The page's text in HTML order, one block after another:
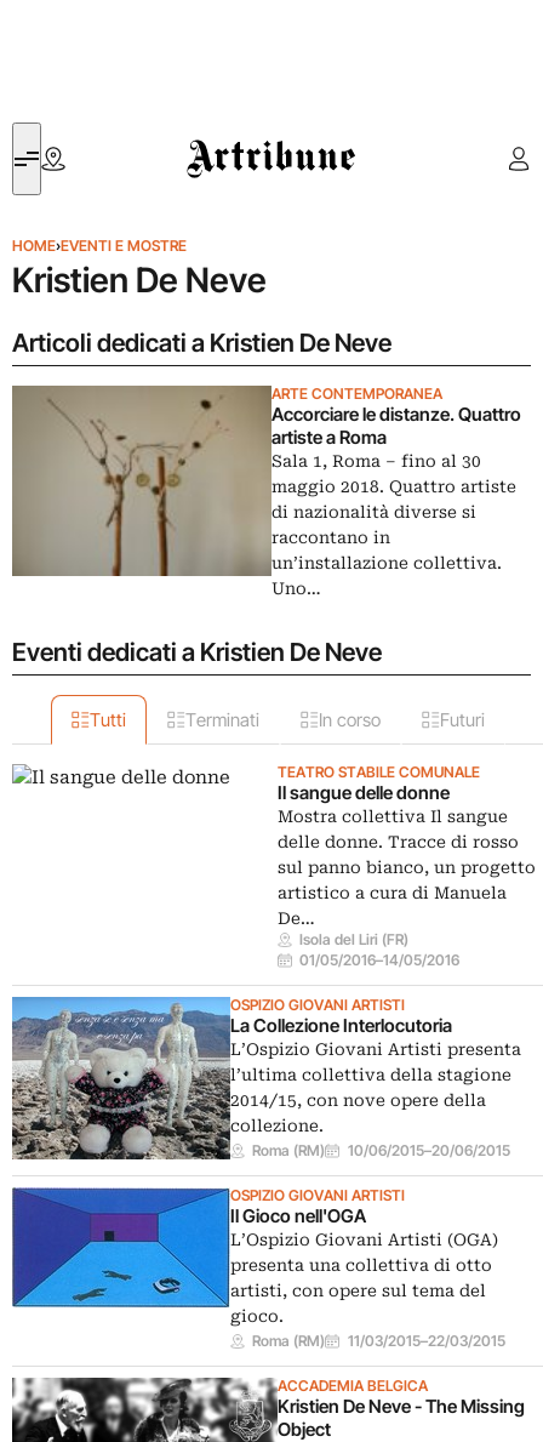
Artribune
HOME›EVENTI E MOSTRE
Kristien De Neve
Articoli dedicati a Kristien De Neve
ARTE CONTEMPORANEA
Accorciare le distanze. Quattro
artiste a Roma
Sala 1, Roma ‒ fino al 30
maggio 2018. Quattro artiste
di nazionalità diverse si
raccontano in
un’installazione collettiva.
Uno…
Eventi dedicati a Kristien De Neve
Tutti Terminati In corso Futuri
TEATRO STABILE COMUNALE
Il sangue delle donne
Mostra collettiva Il sangue
delle donne. Tracce di rosso
sul panno bianco, un progetto
artistico a cura di Manuela
De…
Isola del Liri (FR)
01/05/2016–14/05/2016
OSPIZIO GIOVANI ARTISTI
La Collezione Interlocutoria
L’Ospizio Giovani Artisti presenta
l’ultima collettiva della stagione
2014/15, con nove opere della
collezione.
Roma (RM) 10/06/2015–20/06/2015
OSPIZIO GIOVANI ARTISTI
Il Gioco nell'OGA
L’Ospizio Giovani Artisti (OGA)
presenta una collettiva di otto
artisti, con opere sul tema del
gioco.
Roma (RM) 11/03/2015–22/03/2015
ACCADEMIA BELGICA
Kristien De Neve - The Missing
Object